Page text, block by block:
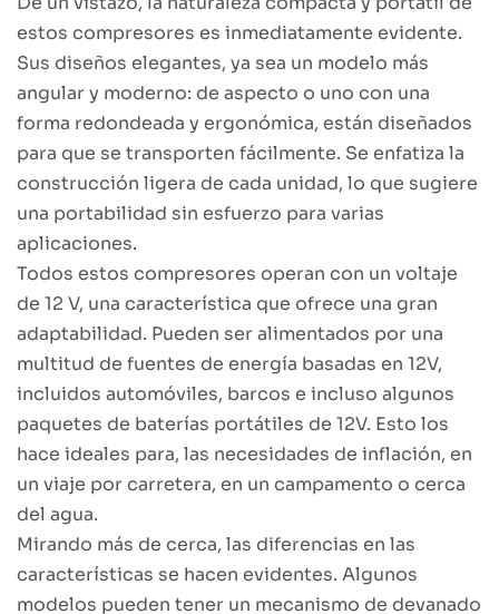
estos compresores es inmediatamente evidente.
Sus diseños elegantes, ya sea un modelo más
angular y moderno: de aspecto o uno con una
forma redondeada y ergonómica, están diseñados
para que se transporten fácilmente. Se enfatiza la
construcción ligera de cada unidad, lo que sugiere
una portabilidad sin esfuerzo para varias
aplicaciones.
Todos estos compresores operan con un voltaje
de 12 V, una característica que ofrece una gran
adaptabilidad. Pueden ser alimentados por una
multitud de fuentes de energía basadas en 12V,
incluidos automóviles, barcos e incluso algunos
paquetes de baterías portátiles de 12V. Esto los
hace ideales para, las necesidades de inflación, en
un viaje por carretera, en un campamento o cerca
del agua.
Mirando más de cerca, las diferencias en las
características se hacen evidentes. Algunos
modelos pueden tener un mecanismo de devanado